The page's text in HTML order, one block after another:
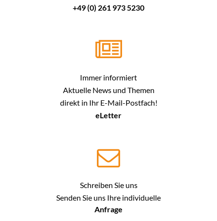
+49 (0) 261 973 5230
Immer informiert
Aktuelle News und Themen
direkt in Ihr E-Mail-Postfach!
eLetter
Schreiben Sie uns
Senden Sie uns Ihre individuelle
Anfrage